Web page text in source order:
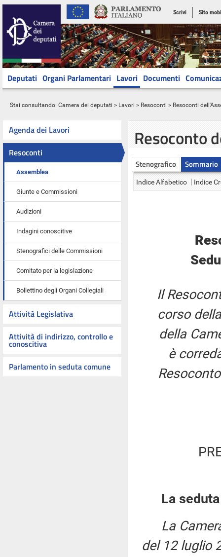
Scrivi Sito
Deputati Organi Parlamentari Lavori Documenti
Stai consultando: Camera dei deputati > Lavori > Resoconti > Resoconti
Agenda dei Lavori
Resoconti
Assemblea
Giunte e Commissioni
Audizioni
Indagini conoscitive
Stenografici delle Commissioni
Comitato per la legislazione
Bollettino degli Organi Collegiali
Attività Legislativa
Attività di indirizzo, controllo e
conoscitiva
Parlamento in seduta comune
Resoconto
Stenografico Sommario
Indice Alfabetico Indice
Il
corso
della
è
La
La
del 12 luglio